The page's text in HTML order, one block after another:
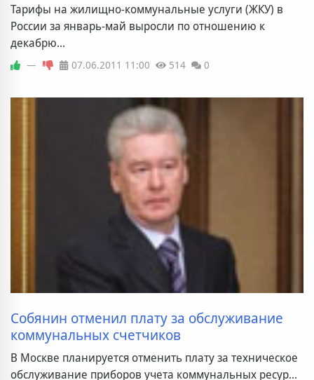
Тарифы на жилищно-коммунальные услуги (ЖКУ) в
России за январь-май выросли по отношению к
декабрю...
— 07.06.2011 11:00 514 0
Собянин отменил плату за обслуживание
коммунальных счетчиков
В Москве планируется отменить плату за техническое
обслуживание приборов учета коммунальных ресур...